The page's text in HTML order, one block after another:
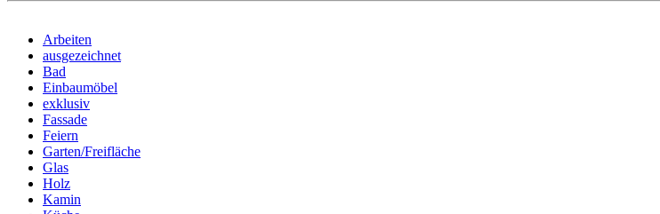
Arbeiten
ausgezeichnet
Bad
Einbaumöbel
exklusiv
Fassade
Feiern
Garten/Freifläche
Glas
Holz
Kamin